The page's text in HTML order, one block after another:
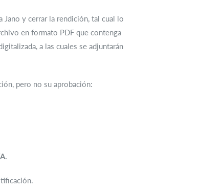
y cerrar la rendición, tal cual lo
en formato PDF que contenga
a las cuales se adjuntarán
pero no su aprobación: